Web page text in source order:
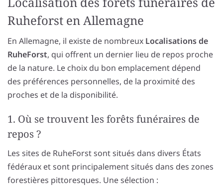
Ruheforst en Allemagne
En Allemagne, il existe de nombreux Localisations de
RuheForst, qui offrent un dernier lieu de repos proche
de la nature. Le choix du bon emplacement dépend
des préférences personnelles, de la proximité des
proches et de la disponibilité.
1. Où se trouvent les forêts funéraires de
repos ?
Les sites de RuheForst sont situés dans divers États
fédéraux et sont principalement situés dans des zones
forestières pittoresques. Une sélection :